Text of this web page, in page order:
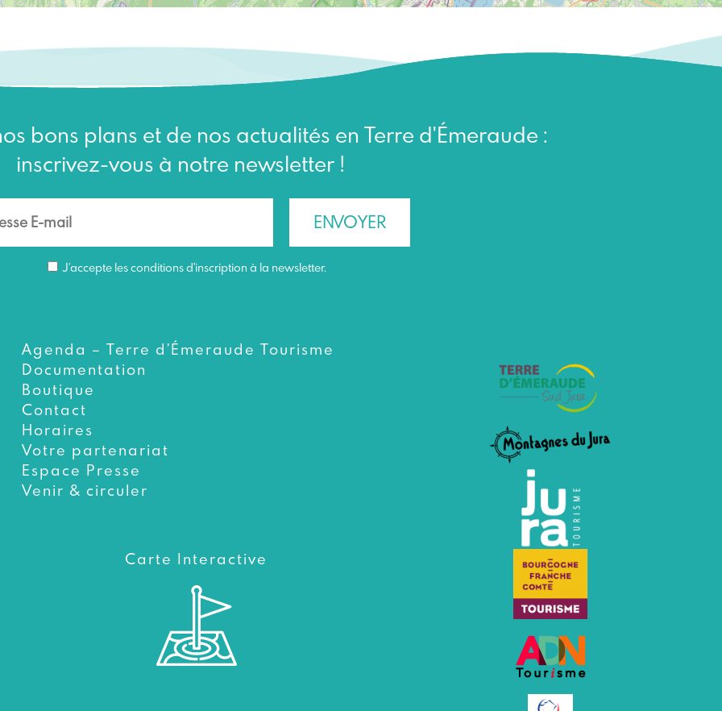
bons plans et de nos actualités en Terre d'Émeraude :
inscrivez-vous à notre newsletter !
J’accepte les conditions d'inscription à la newsletter.
Agenda – Terre d’Émeraude Tourisme
Documentation
Boutique
Contact
Horaires
Votre partenariat
Espace Presse
Venir & circuler
Carte Interactive